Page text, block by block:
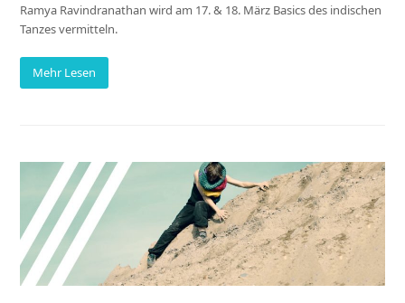
Ramya Ravindranathan wird am 17. & 18. März Basics des indischen
Tanzes vermitteln.
Mehr Lesen